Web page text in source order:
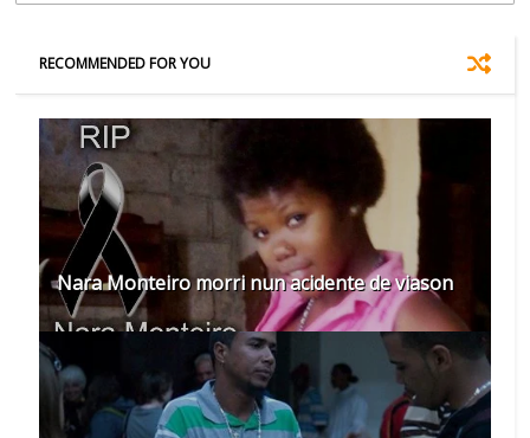
RECOMMENDED FOR YOU
Nara Monteiro morri nun acidente de viason